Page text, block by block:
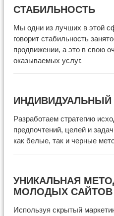
СТАБИЛЬНОСТЬ
Мы одни из лучших в этой
говорит стабильность
продвижении, а это в свою
оказываемых услуг.
Разработаем стратегию
предпочтений, целей и
как белые, так и черные
УНИКАЛЬНАЯ
МОЛОДЫХ САЙТОВ
Используя скрытый